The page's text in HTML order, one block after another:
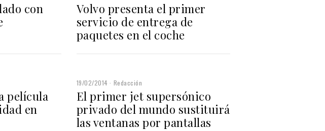
con
Volvo presenta el primer
servicio de entrega de
paquetes en el coche
película
en
19/02/2014 Redacción
El primer jet supersónico
privado del mundo sustituirá
las ventanas por pantallas